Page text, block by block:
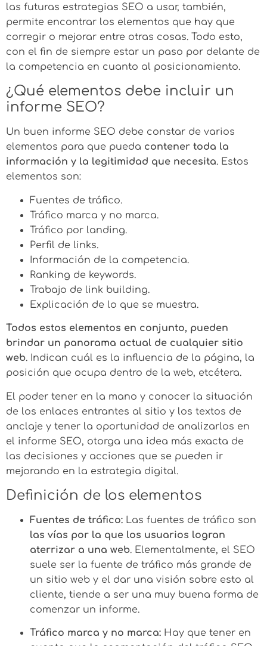
las futuras estrategias SEO a usar, también,
permite encontrar los elementos que hay que
corregir o mejorar entre otras cosas. Todo esto,
con el fin de siempre estar un paso por delante de
la competencia en cuanto al posicionamiento.
¿Qué elementos debe incluir un
informe SEO?
Un buen informe SEO debe constar de varios
elementos para que pueda contener toda la
información y la legitimidad que necesita. Estos
elementos son:
Fuentes de tráfico.
Tráfico marca y no marca.
Tráfico por landing.
Perfil de links.
Información de la competencia.
Ranking de keywords.
Trabajo de link building.
Explicación de lo que se muestra.
Todos estos elementos en conjunto, pueden
brindar un panorama actual de cualquier sitio
web. Indican cuál es la influencia de la página, la
posición que ocupa dentro de la web, etcétera.
El poder tener en la mano y conocer la situación
de los enlaces entrantes al sitio y los textos de
anclaje y tener la oportunidad de analizarlos en
el informe SEO, otorga una idea más exacta de
las decisiones y acciones que se pueden ir
mejorando en la estrategia digital.
Definición de los elementos
Fuentes de tráfico: Las fuentes de tráfico son
las vías por la que los usuarios logran
aterrizar a una web. Elementalmente, el SEO
suele ser la fuente de tráfico más grande de
un sitio web y el dar una visión sobre esto al
cliente, tiende a ser una muy buena forma de
comenzar un informe.
Tráfico marca y no marca: Hay que tener en